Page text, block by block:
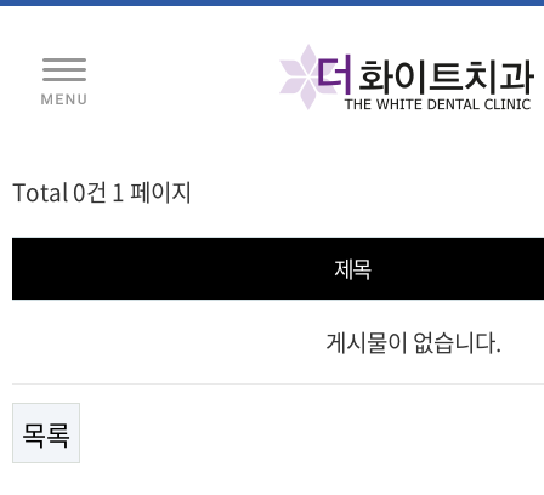
Total 0건 1 페이지
제목
게시물이 없습니다.
목록